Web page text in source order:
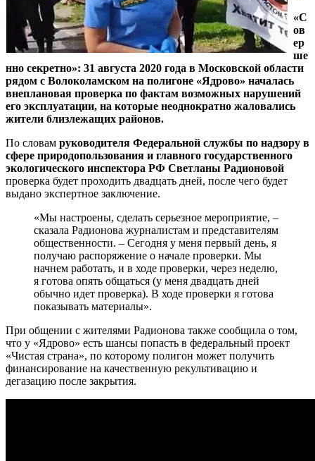
«С
ов
ер
ше
нно секретно»: 31 августа 2020 года в Московской области
рядом с Волоколамском на полигоне «Ядрово» началась
внеплановая проверка по фактам возможных нарушений
его эксплуатации, на которые неоднократно жаловались
жители близлежащих районов.
По словам руководителя Федеральной службы по надзору в
сфере природопользования и главного государственного
экологического инспектора РФ Светланы Радионовой
проверка будет проходить двадцать дней, после чего будет
выдано экспертное заключение.
«Мы настроены, сделать серьезное мероприятие, –
сказала Радионова журналистам и представителям
общественности. – Сегодня у меня первый день, я
получаю распоряжение о начале проверки. Мы
начнем работать, и в ходе проверки, через неделю,
я готова опять общаться (у меня двадцать дней
обычно идет проверка). В ходе проверки я готова
показывать материалы».
При общении с жителями Радионова также сообщила о том,
что у «Ядрово» есть шансы попасть в федеральный проект
«Чистая страна», по которому полигон может получить
финансирование на качественную рекультивацию и
дегазацию после закрытия.